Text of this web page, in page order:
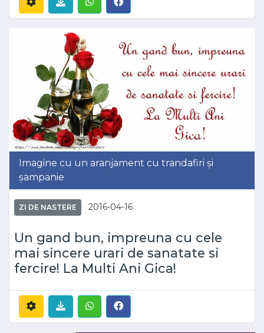
Imagine cu un aranjament cu trandafiri și
șampanie
ZI DE NASTERE 2016-04-16
Un gand bun, impreuna cu cele
mai sincere urari de sanatate si
fercire! La Multi Ani Gica!